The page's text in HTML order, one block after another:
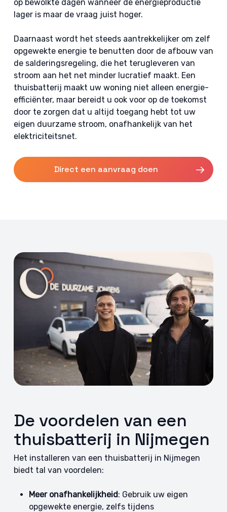
op bewolkte dagen wanneer de energieproductie
lager is maar de vraag juist hoger.
Daarnaast wordt het steeds aantrekkelijker om zelf
opgewekte energie te benutten door de afbouw van
de salderingsregeling, die het terugleveren van
stroom aan het net minder lucratief maakt. Een
thuisbatterij maakt uw woning niet alleen energie-
efficiënter, maar bereidt u ook voor op de toekomst
door te zorgen dat u altijd toegang hebt tot uw
eigen duurzame stroom, onafhankelijk van het
elektriciteitsnet.
Direct een aanvraag doen
De voordelen van een
thuisbatterij in Nijmegen
Het installeren van een thuisbatterij in Nijmegen
biedt tal van voordelen:
Meer onafhankelijkheid: Gebruik uw eigen
opgewekte energie, zelfs tijdens